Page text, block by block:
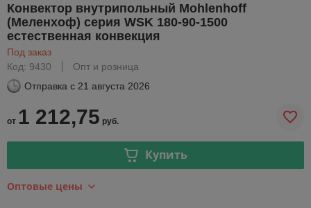
Конвектор внутрипольный Mohlenhoff
(Меленхоф) серия WSK 180-90-1500
естественная конвекция
Под заказ
Код: 9430
Опт и розница
Отправка с 21 августа 2026
от 1 212,75 руб.
Купить
Оптовые цены